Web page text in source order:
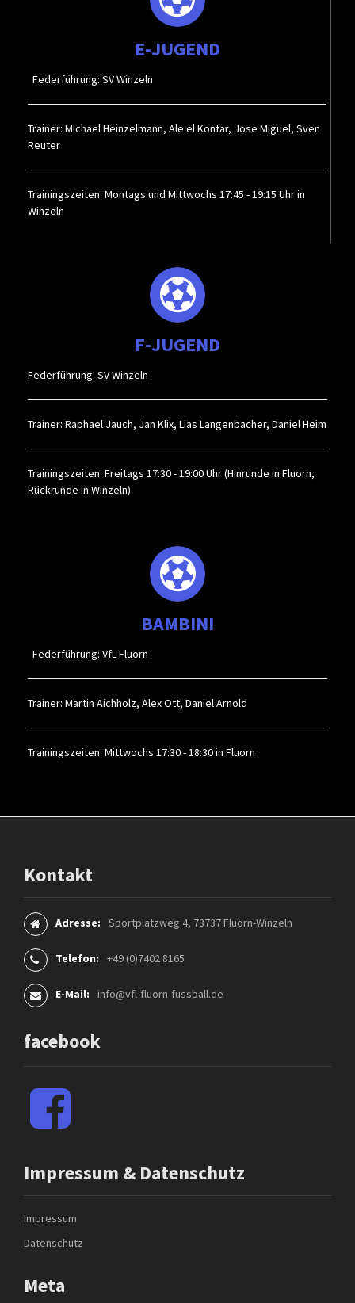
E-JUGEND
Federführung: SV Winzeln
Trainer: Michael Heinzelmann, Ale el Kontar, Jose Miguel, Sven
Reuter
Trainingszeiten: Montags und Mittwochs 17:45 - 19:15 Uhr in
Winzeln
F-JUGEND
Federführung: SV Winzeln
Trainer: Raphael Jauch, Jan Klix, Lias Langenbacher, Daniel Heim
Trainingszeiten: Freitags 17:30 - 19:00 Uhr (Hinrunde in Fluorn,
Rückrunde in Winzeln)
BAMBINI
Federführung: VfL Fluorn
Trainer: Martin Aichholz, Alex Ott, Daniel Arnold
Trainingszeiten: Mittwochs 17:30 - 18:30 in Fluorn
Kontakt
Adresse: Sportplatzweg 4, 78737 Fluorn-Winzeln
Telefon: +49 (0)7402 8165
E-Mail: info@vfl-fluorn-fussball.de
facebook
F
c
o
o
Impressum & Datenschutz
Impressum
Datenschutz
Meta